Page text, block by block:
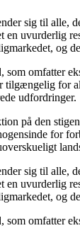
sig til alle,
en uvurderlig
og
omfatter
for
udfordringer.
på den
for
sig til alle,
en uvurderlig
og
omfatter